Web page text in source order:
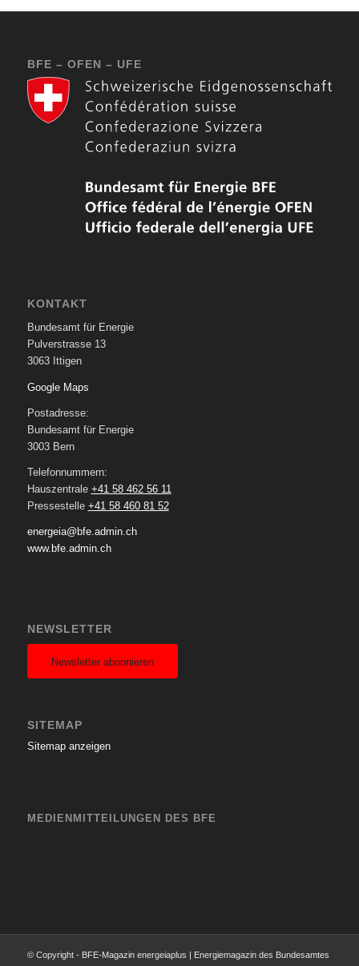
BFE – OFEN – UFE
KONTAKT
Bundesamt für Energie
Pulverstrasse 13
3063 Ittigen
Google Maps
Postadresse:
Bundesamt für Energie
3003 Bern
Telefonnummern:
Hauszentrale +41 58 462 56 11
Pressestelle +41 58 460 81 52
energeia@bfe.admin.ch
www.bfe.admin.ch
NEWSLETTER
Newsletter abonnieren
SITEMAP
Sitemap anzeigen
MEDIENMITTEILUNGEN DES BFE
© Copyright - BFE-Magazin energeiaplus | Energiemagazin des Bundesamtes